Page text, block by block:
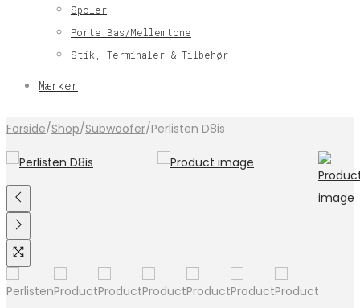
Spoler
Porte Bas/Mellemtone
Stik, Terminaler & Tilbehør
Mærker
Forside/Shop/Subwoofer/Perlisten D8is